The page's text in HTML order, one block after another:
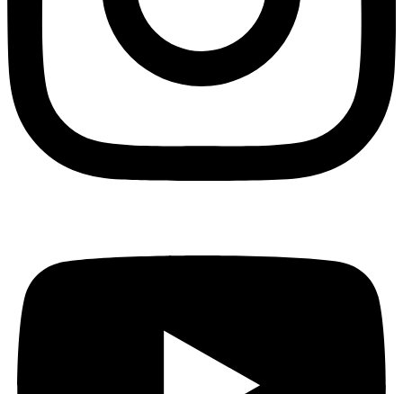
DAkkS Akkreditierung Saarbrücken D-PL-11060-02-
(PDF, 238.7 KB)
Accreditation_Certificate_D-PL-11060-05-
00_according_to_DIN_EN_ISOIEC_170252018_24.10.2024
326.5 KB)
Schwerpunkte
Materialanalyse, Materialprüfung